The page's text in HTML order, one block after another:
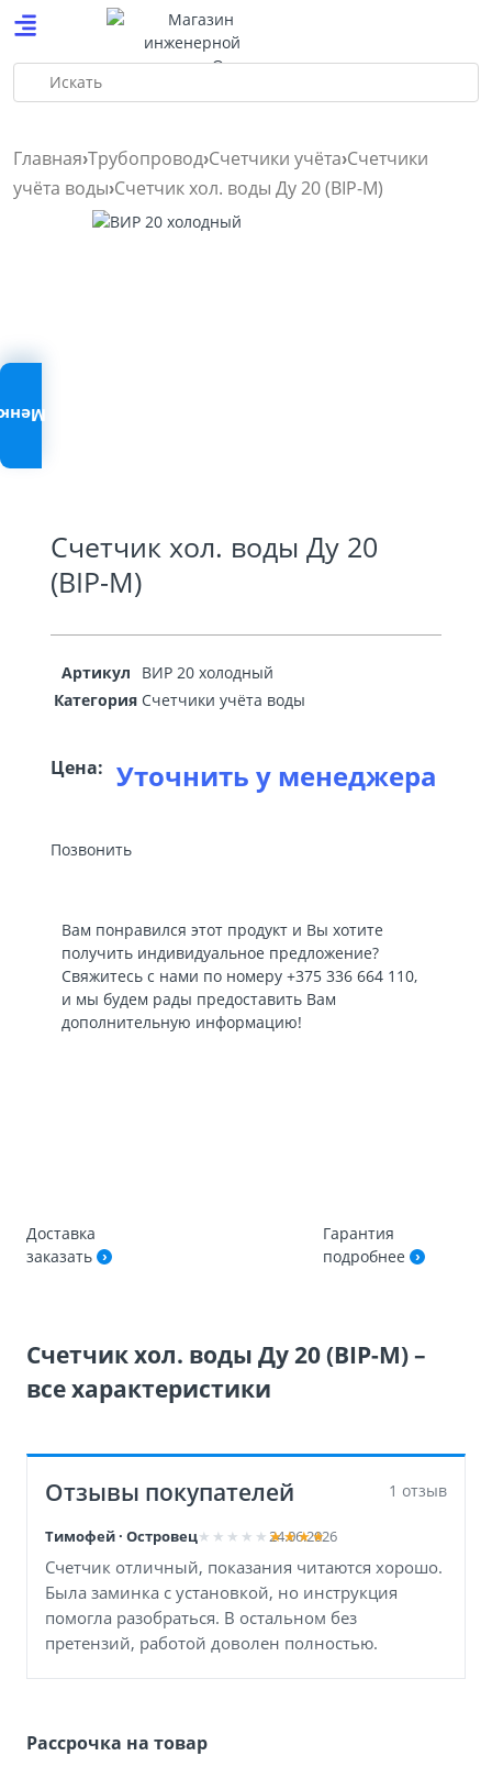
Искать
Главная Трубопровод Счетчики учёта Счетчики
учёта воды Счетчик хол. воды Ду 20 (BIP-М)
Счетчик хол. воды Ду 20
(BIP-М)
Артикул
ВИР 20 холодный
Категория Счетчики учёта воды
Цена: Уточнить у менеджера
Позвонить
Вам понравился этот продукт и Вы хотите
получить индивидуальное предложение?
Свяжитесь с нами по номеру +375 336 664 110,
и мы будем рады предоставить Вам
дополнительную информацию!
Доставка
заказать
Гарантия
подробнее
Счетчик хол. воды Ду 20 (BIP-М) –
все характеристики
Отзывы покупателей 1 отзыв
Тимофей · Островец 24.06.2026
Счетчик отличный, показания читаются хорошо.
Была заминка с установкой, но инструкция
помогла разобраться. В остальном без
претензий, работой доволен полностью.
Рассрочка на товар